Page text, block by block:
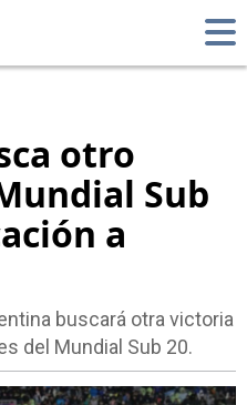
otro
Sub
a
buscará otra victoria
del Mundial Sub 20.